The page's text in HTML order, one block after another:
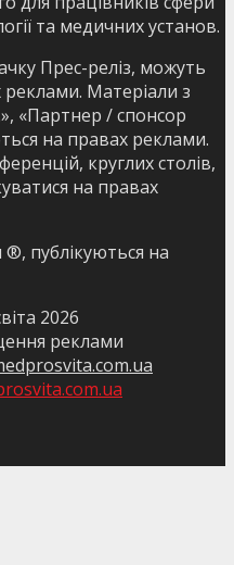
та медичних установ.
Прес-реліз, можуть
реклами. Матеріали з
«Партнер / спонсор
на правах реклами.
круглих столів,
на правах
®, публікуються на
2026
реклами